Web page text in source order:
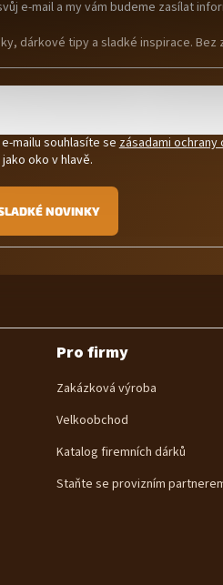
e-mail a my vám budeme zasílat
dárkové tipy a sladké inspirace. Bez
mailu souhlasíte sezásadami ochrany
jako oko v hlavě.
NOVINKY
Pro firmy
Zakázková výroba
Velkoobchod
Katalog firemních dárků
Staňte se provizním